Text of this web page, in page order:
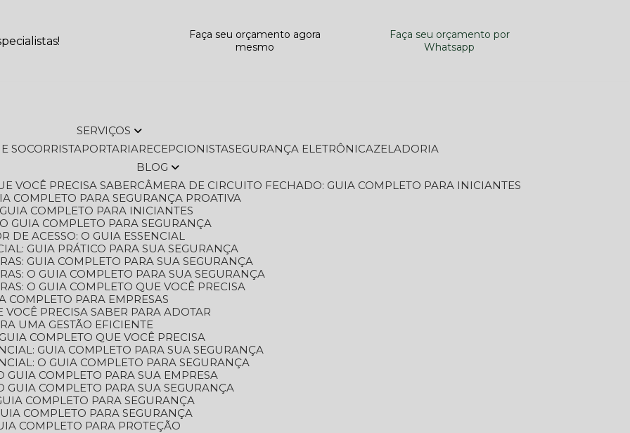
Faça seu orçamento agora
mesmo
Faça seu orçamento por
Whatsapp
SERVIÇOS
SOCORRISTA
PORTARIA RECEPCIONISTA SEGURANÇA ELETRÔNICA
ZELADORIA
BLOG
VOCÊ PRECISA SABER
CÂMERA DE CIRCUITO FECHADO: GUIA COMPLETO PARA INICIANTES
COMPLETO PARA SEGURANÇA PROATIVA
COMPLETO PARA INICIANTES
GUIA COMPLETO PARA SEGURANÇA
DE ACESSO: O GUIA ESSENCIAL
GUIA PRÁTICO PARA SUA SEGURANÇA
GUIA COMPLETO PARA SUA SEGURANÇA
O GUIA COMPLETO PARA SUA SEGURANÇA
O GUIA COMPLETO QUE VOCÊ PRECISA
COMPLETO PARA EMPRESAS
VOCÊ PRECISA SABER PARA ADOTAR
UMA GESTÃO EFICIENTE
COMPLETO QUE VOCÊ PRECISA
GUIA COMPLETO PARA SUA SEGURANÇA
O GUIA COMPLETO PARA SEGURANÇA
GUIA COMPLETO PARA SUA EMPRESA
GUIA COMPLETO PARA SUA SEGURANÇA
COMPLETO PARA SEGURANÇA
COMPLETO PARA SEGURANÇA
COMPLETO PARA PROTEÇÃO